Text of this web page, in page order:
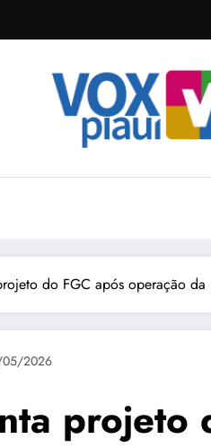
do FGC após operação da
05/2026
projeto